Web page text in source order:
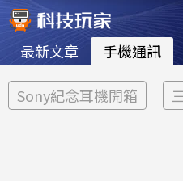
最新文章 手機通訊
Sony紀念耳機開箱